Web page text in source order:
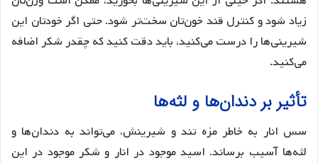
زیاد شود و کنترل قند خون‌تان سخت‌تر شود. حتی اگر خودتان این
شیرینی‌ها را درست می‌کنید، باید دقت کنید که چقدر شکر اضافه
می‌کنید.
تأثیر بر دندان‌ها و لثه‌ها
سس انار به خاطر مزه تند و شیرینش، می‌تواند به دندان‌ها و
لثه‌ها آسیب برساند. اسید موجود در انار و شکر موجود در این